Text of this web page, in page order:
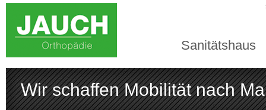
Sanitätshaus
Wir schaffen Mobilität nach